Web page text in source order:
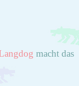
macht das